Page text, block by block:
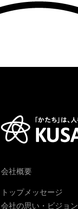
会社概要
トップメッセージ
会社の思い・ビジョン